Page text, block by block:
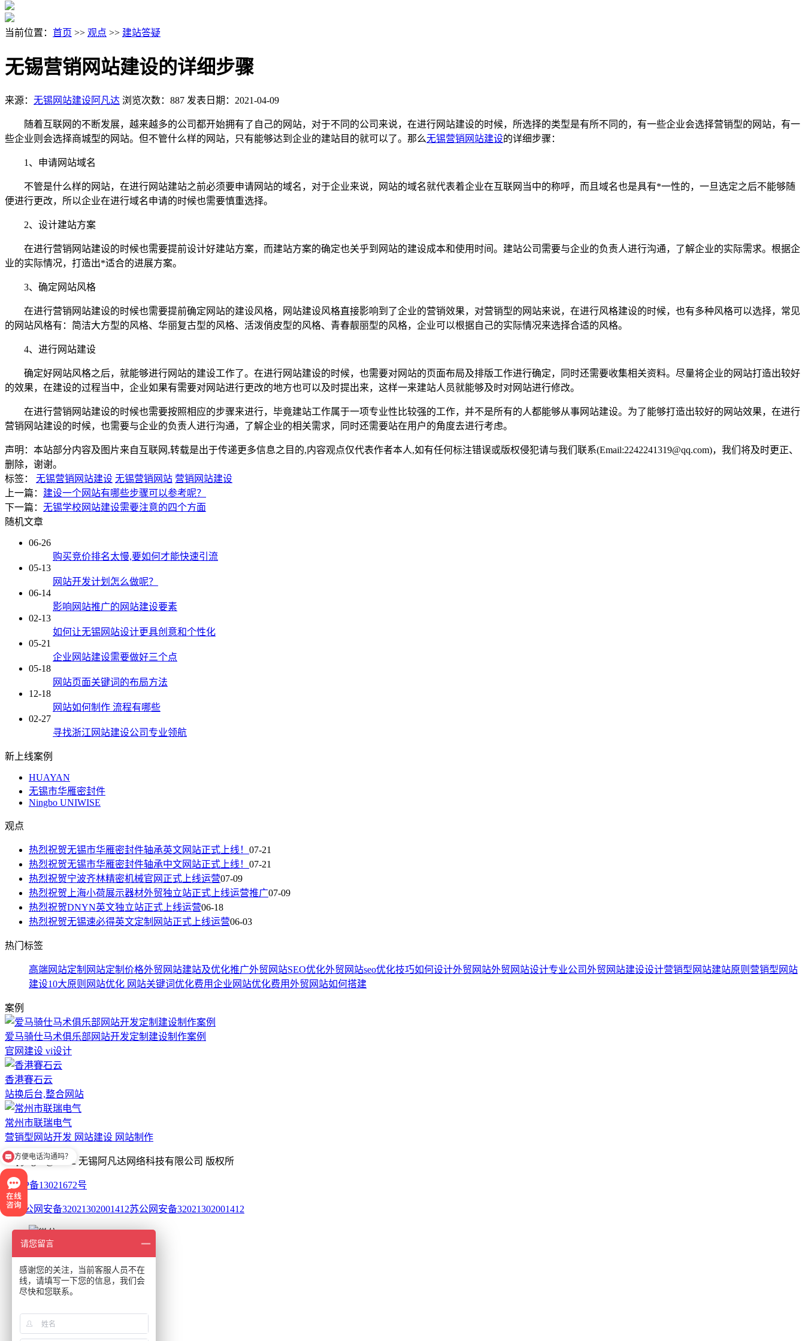
当前位置： 首页 >> 观点 >> 建站答疑
无锡营销网站建设的详细步骤
来源： 无锡网站建设阿凡达 浏览次数：887 发表日期：2021-04-09
随着互联网的不断发展，越来越多的公司都开始拥有了自己的网站，对于不同的公司来说，在进行网站建设的时候，所选择的类型是有所不同的，有一些企业会选择营销型的网站，有一
些企业则会选择商城型的网站。但不管什么样的网站，只有能够达到企业的建站目的就可以了。那么无锡营销网站建设的详细步骤：
1、申请网站域名
不管是什么样的网站，在进行网站建站之前必须要申请网站的域名，对于企业来说，网站的域名就代表着企业在互联网当中的称呼，而且域名也是具有*一性的，一旦选定之后不能够随
便进行更改，所以企业在进行域名申请的时候也需要慎重选择。
2、设计建站方案
在进行营销网站建设的时候也需要提前设计好建站方案，而建站方案的确定也关乎到网站的建设成本和使用时间。建站公司需要与企业的负责人进行沟通，了解企业的实际需求。根据企
业的实际情况，打造出*适合的进展方案。
3、确定网站风格
在进行营销网站建设的时候也需要提前确定网站的建设风格，网站建设风格直接影响到了企业的营销效果，对营销型的网站来说，在进行风格建设的时候，也有多种风格可以选择，常见
的网站风格有：简洁大方型的风格、华丽复古型的风格、活泼俏皮型的风格、青春靓丽型的风格，企业可以根据自己的实际情况来选择合适的风格。
4、进行网站建设
确定好网站风格之后，就能够进行网站的建设工作了。在进行网站建设的时候，也需要对网站的页面布局及排版工作进行确定，同时还需要收集相关资料。尽量将企业的网站打造出较好
的效果，在建设的过程当中，企业如果有需要对网站进行更改的地方也可以及时提出来，这样一来建站人员就能够及时对网站进行修改。
在进行营销网站建设的时候也需要按照相应的步骤来进行，毕竟建站工作属于一项专业性比较强的工作，并不是所有的人都能够从事网站建设。为了能够打造出较好的网站效果，在进行
营销网站建设的时候，也需要与企业的负责人进行沟通，了解企业的相关需求，同时还需要站在用户的角度去进行考虑。
声明：本站部分内容及图片来自互联网,转载是出于传递更多信息之目的,内容观点仅代表作者本人,如有任何标注错误或版权侵犯请与我们联系(Email:2242241319@qq.com)，我们将及时更正、
删除，谢谢。
标签：
无锡营销网站建设 无锡营销网站 营销网站建设
上一篇： 建设一个网站有哪些步骤可以参考呢？
下一篇： 无锡学校网站建设需要注意的四个方面
随机文章
06-26
购买竞价排名太慢,要如何才能快速引流
05-13
网站开发计划怎么做呢？
06-14
影响网站推广的网站建设要素
02-13
如何让无锡网站设计更具创意和个性化
05-21
企业网站建设需要做好三个点
05-18
网站页面关键词的布局方法
12-18
网站如何制作 流程有哪些
02-27
寻找浙江网站建设公司专业领航
新上线案例
HUAYAN
无锡市华雁密封件
Ningbo UNIWISE
观点
热烈祝贺无锡市华雁密封件轴承英文网站正式上线！ 07-21
热烈祝贺无锡市华雁密封件轴承中文网站正式上线！ 07-21
热烈祝贺宁波齐林精密机械官网正式上线运营07-09
热烈祝贺上海小荷展示器材外贸独立站正式上线运营推广07-09
热烈祝贺DNYN英文独立站正式上线运营06-18
热烈祝贺无锡速必得英文定制网站正式上线运营06-03
热门标签
高端网站定制 网站定制价格外贸网站建站及优化推广外贸网站SEO优化外贸网站seo优化技巧如何设计外贸网站外贸网站设计专业公司外贸网站建设设计营销型网站建站原则 营销型网站
建设10大原则 网站优化 网站关键词优化费用企业网站优化费用外贸网站如何搭建
案例
爱马骑仕马术俱乐部网站开发定制建设制作案例
官网建设 vi设计
香港賽石云
站换后台,整合网站
常州市联瑞电气
营销型网站开发 网站建设 网站制作
Copyright @ 2012 无锡阿凡达网络科技有限公司 版权所
苏ICP备13021672号
苏公网安备32021302001412
17849443943
方便电话沟通吗？
请您留言
感谢您的关注，当前客服人员不在
线，请填写一下您的信息，我们会
尽快和您联系。